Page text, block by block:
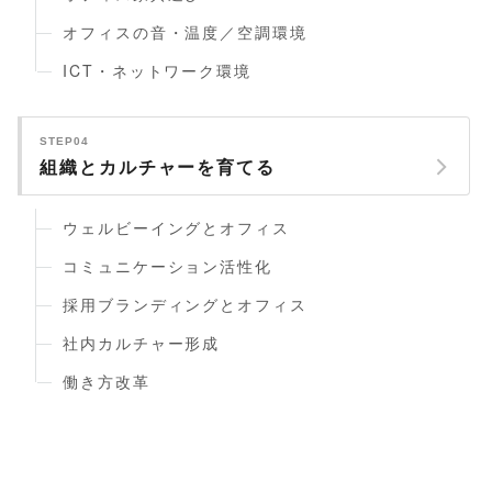
オフィスの音・温度／空調環境
ICT・ネットワーク環境
STEP04
組織とカルチャーを育てる
ウェルビーイングとオフィス
コミュニケーション活性化
採用ブランディングとオフィス
社内カルチャー形成
働き方改革